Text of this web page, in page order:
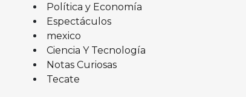
Política y Economía
Espectáculos
mexico
Ciencia Y Tecnología
Notas Curiosas
Tecate